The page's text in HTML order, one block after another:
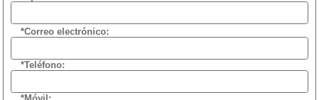
*Correo electrónico:
*Teléfono: